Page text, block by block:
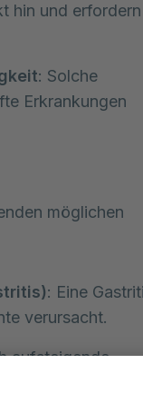
hin und
: Solche
Erkrankungen
möglichen
: Eine
verursacht.
aufsteigende